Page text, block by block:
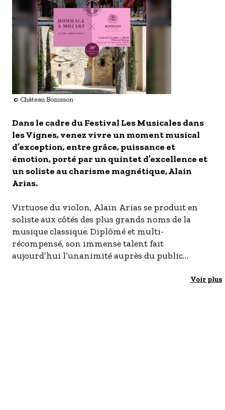
© Château Bonisson
Dans le cadre du Festival Les Musicales dans
les Vignes, venez vivre un moment musical
d’exception, entre grâce, puissance et
émotion, porté par un quintet d’excellence et
un soliste au charisme magnétique, Alain
Arias.
Virtuose du violon, Alain Arias se produit en
soliste aux côtés des plus grands noms de la
musique classique. Diplômé et multi-
récompensé, son immense talent fait
aujourd’hui l’unanimité auprès du public
« Alain Arias sublime le concerto pour violon de
Voir plus